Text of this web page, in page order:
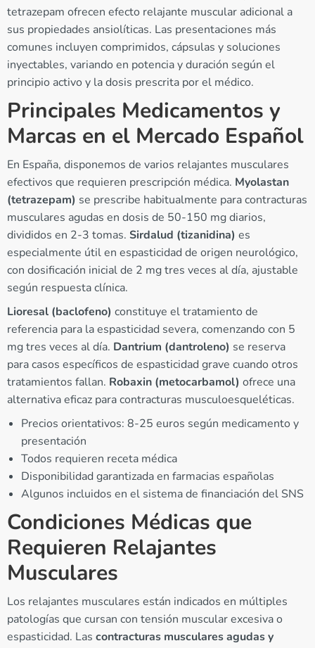
tetrazepam ofrecen efecto relajante muscular adicional a
sus propiedades ansiolíticas. Las presentaciones más
comunes incluyen comprimidos, cápsulas y soluciones
inyectables, variando en potencia y duración según el
principio activo y la dosis prescrita por el médico.
Principales Medicamentos y
Marcas en el Mercado Español
En España, disponemos de varios relajantes musculares
efectivos que requieren prescripción médica. Myolastan
(tetrazepam) se prescribe habitualmente para contracturas
musculares agudas en dosis de 50-150 mg diarios,
divididos en 2-3 tomas. Sirdalud (tizanidina) es
especialmente útil en espasticidad de origen neurológico,
con dosificación inicial de 2 mg tres veces al día, ajustable
según respuesta clínica.
Lioresal (baclofeno) constituye el tratamiento de
referencia para la espasticidad severa, comenzando con 5
mg tres veces al día. Dantrium (dantroleno) se reserva
para casos específicos de espasticidad grave cuando otros
tratamientos fallan. Robaxin (metocarbamol) ofrece una
alternativa eficaz para contracturas musculoesqueléticas.
Precios orientativos: 8-25 euros según medicamento y
presentación
Todos requieren receta médica
Disponibilidad garantizada en farmacias españolas
Algunos incluidos en el sistema de financiación del SNS
Condiciones Médicas que
Requieren Relajantes
Musculares
Los relajantes musculares están indicados en múltiples
patologías que cursan con tensión muscular excesiva o
espasticidad. Las contracturas musculares agudas y